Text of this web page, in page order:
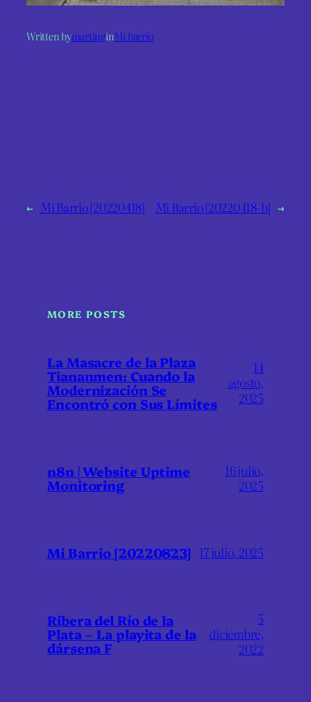
Written bymartinginMi barrio
← Mi Barrio [20220418] Mi Barrio [20220418-b] →
MORE POSTS
La Masacre de la Plaza
Tiananmen: Cuando la
Modernización Se
Encontró con Sus Límites
14
agosto,
2025
n8n | Website Uptime
Monitoring
16 julio,
2025
Mi Barrio [20220823] 17 julio, 2025
Ribera del Río de la
Plata – La playita de la
dársena F
5
diciembre,
2022